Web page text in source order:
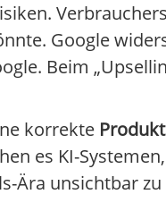
Google
Beim
korrekte
es KI-
Ära unsichtbar